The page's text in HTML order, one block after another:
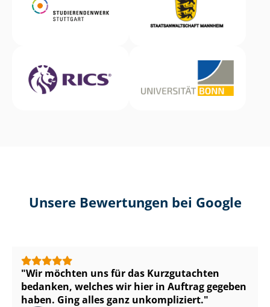
Unsere Bewertungen bei Google
Wir möchten uns für das Kurzgutachten
bedanken, welches wir hier in Auftrag gegeben
haben. Ging alles ganz unkompliziert.